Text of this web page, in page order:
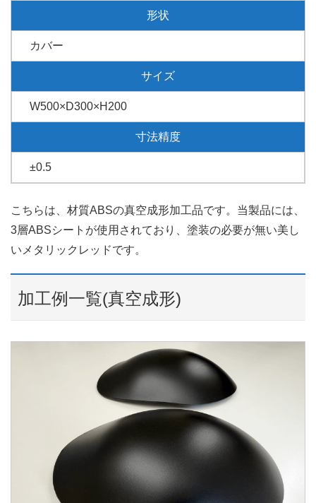
形状
カバー
サイズ
W500×D300×H200
寸法精度
±0.5
こちらは、材質ABSの真空成形加工品です。当製品には、
3層ABSシートが使用されており、塗装の必要が無い美し
いメタリックレッドです。
加工例一覧(真空成形)